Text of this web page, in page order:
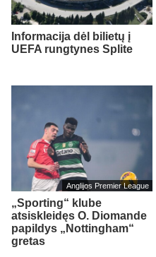
Informacija dėl bilietų į
UEFA rungtynes Splite
Anglijos Premier League
„Sporting“ klube
atsiskleidęs O. Diomande
papildys „Nottingham“
gretas